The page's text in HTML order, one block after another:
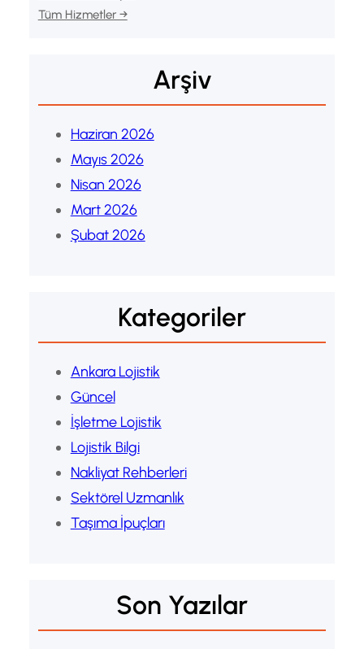
Tüm Hizmetler →
Arşiv
Haziran 2026
Mayıs 2026
Nisan 2026
Mart 2026
Şubat 2026
Kategoriler
Ankara Lojistik
Güncel
İşletme Lojistik
Lojistik Bilgi
Nakliyat Rehberleri
Sektörel Uzmanlık
Taşıma İpuçları
Son Yazılar